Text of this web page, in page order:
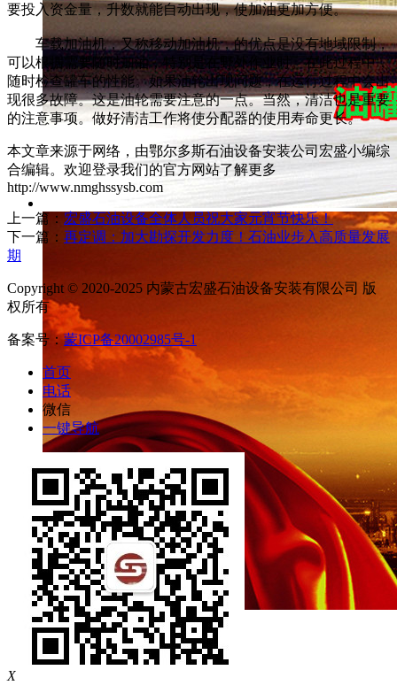
要投入资金量，升数就能自动出现，使加油更加方便。
车载加油机，又称移动加油机，的优点是没有地域限制，
可以根据需要随时加油，特别是在野外作业时。在此过程中，
随时检查罐车的性能。如果油轮出现问题，在运行过程中会出
现很多故障。这是油轮需要注意的一点。当然，清洁也是重要
的注意事项。做好清洁工作将使分配器的使用寿命更长。
本文章来源于网络，由鄂尔多斯石油设备安装公司宏盛小编综
合编辑。欢迎登录我们的官方网站了解更多
http://www.nmghssysb.com
上一篇： 宏盛石油设备全体人员祝大家元宵节快乐！
下一篇： 再定调：加大勘探开发力度！石油业步入高质量发展
期
Copyright © 2020-2025 内蒙古宏盛石油设备安装有限公司 版
权所有
备案号：蒙ICP备20002985号-1
首页
电话
微信
一键导航
X